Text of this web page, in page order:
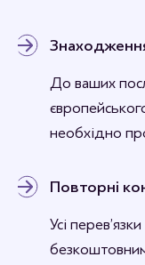
До ваших
необхідно
Повторні
Усі